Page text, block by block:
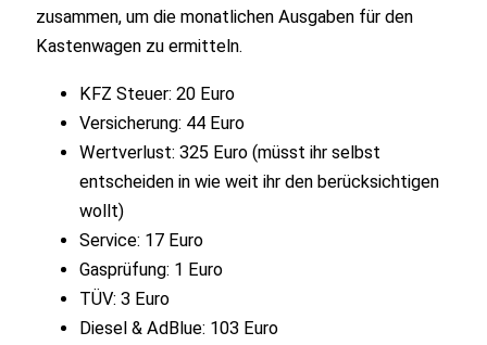
zusammen, um die monatlichen Ausgaben für den
Kastenwagen zu ermitteln.
KFZ Steuer: 20 Euro
Versicherung: 44 Euro
Wertverlust: 325 Euro (müsst ihr selbst
entscheiden in wie weit ihr den berücksichtigen
wollt)
Service: 17 Euro
Gasprüfung: 1 Euro
TÜV: 3 Euro
Diesel & AdBlue: 103 Euro